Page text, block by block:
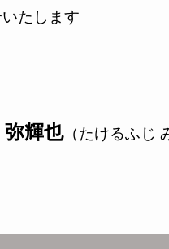
たします
輝也（たけるふじ